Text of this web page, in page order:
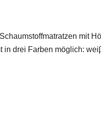
mit
drei Farben möglich: